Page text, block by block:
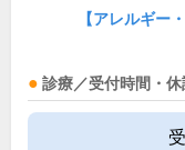
【アレルギー
診療／受付時間・休